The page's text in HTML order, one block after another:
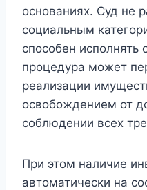
основаниях. Суд не
социальным
способен исполнять
процедура может
реализации
освобождением от
соблюдении всех
При этом наличие
автоматически на